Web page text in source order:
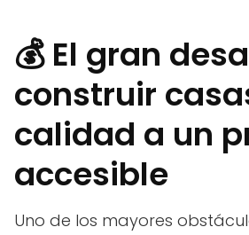
💰 El gran
construir
calidad a un
accesible
Uno de los mayores